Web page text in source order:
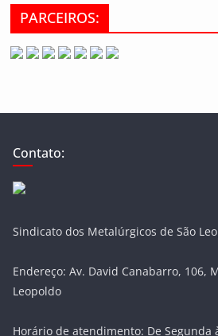
PARCEIROS:
Contato:
Sindicato dos Metalúrgicos de São
Endereço: Av. David Canabarro, 106,
Leopoldo
Horário de atendimento: De Segunda